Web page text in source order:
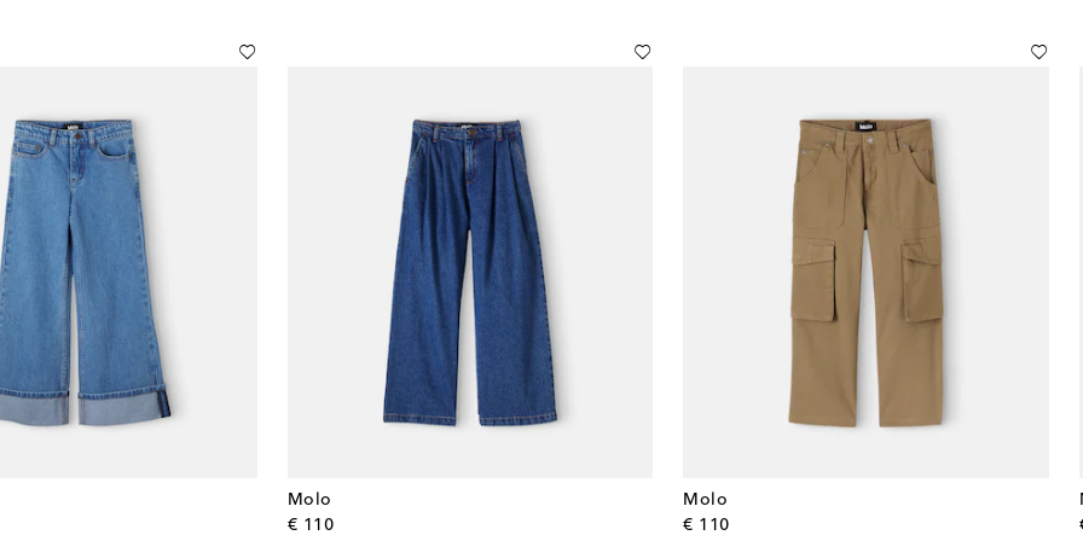
Molo
€ 110original price
Molo
€ 110original price